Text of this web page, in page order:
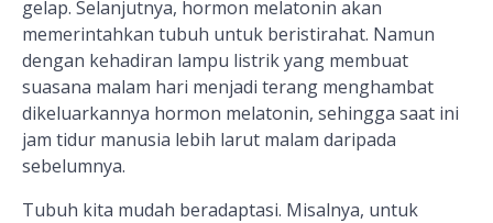
gelap. Selanjutnya, hormon melatonin akan
memerintahkan tubuh untuk beristirahat. Namun
dengan kehadiran lampu listrik yang membuat
suasana malam hari menjadi terang menghambat
dikeluarkannya hormon melatonin, sehingga saat ini
jam tidur manusia lebih larut malam daripada
sebelumnya.
Tubuh kita mudah beradaptasi. Misalnya, untuk